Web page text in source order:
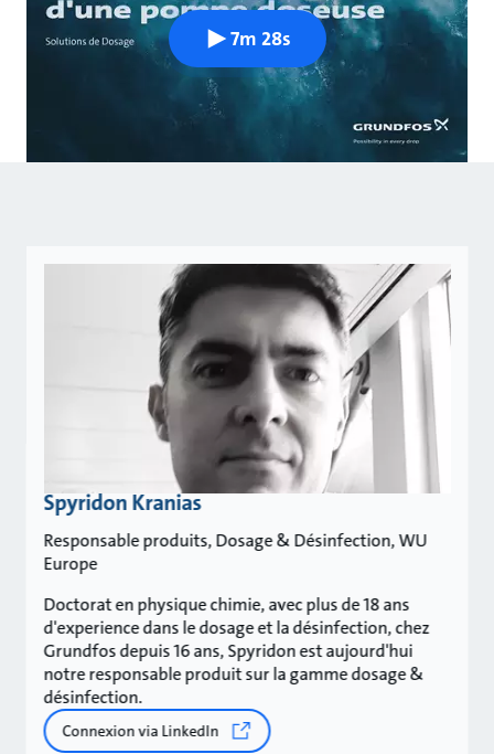
7m 28s
Spyridon Kranias
Responsable produits, Dosage & Désinfection, WU
Europe
Doctorat en physique chimie, avec plus de 18 ans
d'experience dans le dosage et la désinfection, chez
Grundfos depuis 16 ans, Spyridon est aujourd'hui
notre responsable produit sur la gamme dosage &
désinfection.
Connexion via LinkedIn